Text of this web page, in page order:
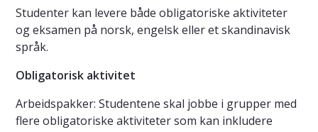
Studenter kan levere både obligatoriske aktiviteter
og eksamen på norsk, engelsk eller et skandinavisk
språk.
Obligatorisk aktivitet
Arbeidspakker: Studentene skal jobbe i grupper med
flere obligatoriske aktiviteter som kan inkludere